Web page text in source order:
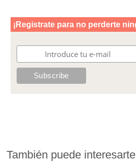
También puede interesarte